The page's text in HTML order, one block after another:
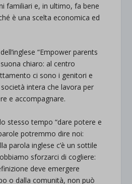
familiari e, in ultimo, fa bene
è una scelta economica ed
“Empower parents
chiaro: al centro
ci sono i genitori e
intera che lavora per
e accompagnare.
stesso tempo “dare potere e
potremmo dire noi:
parola inglese c’è un sottile
sforzarci di cogliere:
deve emergere
o dalla comunità, non può